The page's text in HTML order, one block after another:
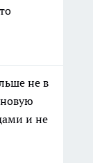
не в
и не